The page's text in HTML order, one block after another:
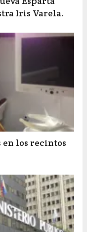
Iris Varela.
en los recintos